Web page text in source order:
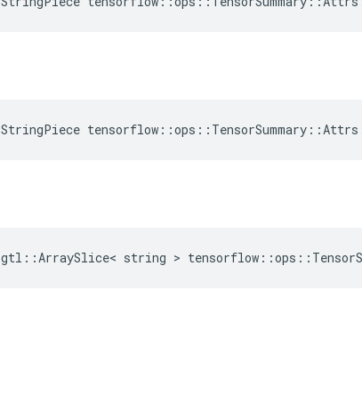
StringPiece
gtl::ArraySlice< string >